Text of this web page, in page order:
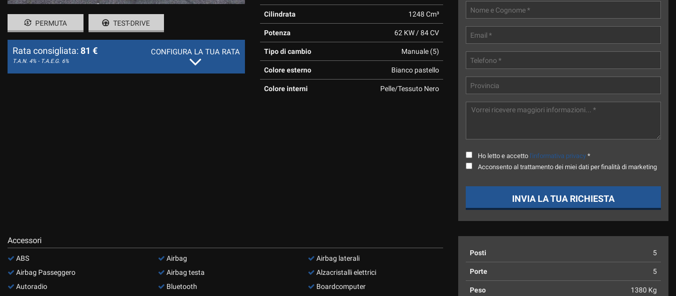
PERMUTA TEST-DRIVE
Rata consigliata: 81 €
T.A.N. 4% - T.A.E.G. 6%
CONFIGURA LA TUA RATA
Cilindrata 1248 Cm³
Potenza 62 KW / 84 CV
Tipo di cambio Manuale (5)
Colore esterno Bianco pastello
Colore interni Pelle/Tessuto Nero
Ho letto e accetto l'informativa privacy *
Acconsento al trattamento dei miei dati per finalità di marketing
INVIA LA TUA RICHIESTA
Accessori
ABS
Airbag Passeggero
Autoradio
Airbag
Airbag testa
Bluetooth
Airbag laterali
Alzacristalli elettrici
Boardcomputer
Posti 5
Porte 5
Peso 1380 Kg